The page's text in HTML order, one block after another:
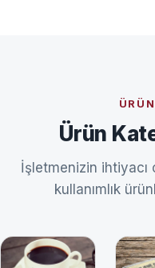
Ürün
İşletmenizin
kullanımlık